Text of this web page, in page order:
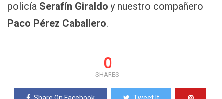
policía Serafín Giraldo y nuestro compañero
Paco Pérez Caballero.
0
SHARES